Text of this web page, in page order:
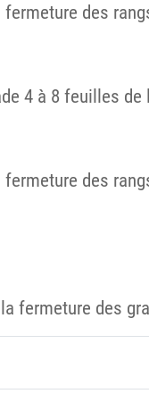
des
4 à 8 feuilles de
des
fermeture des